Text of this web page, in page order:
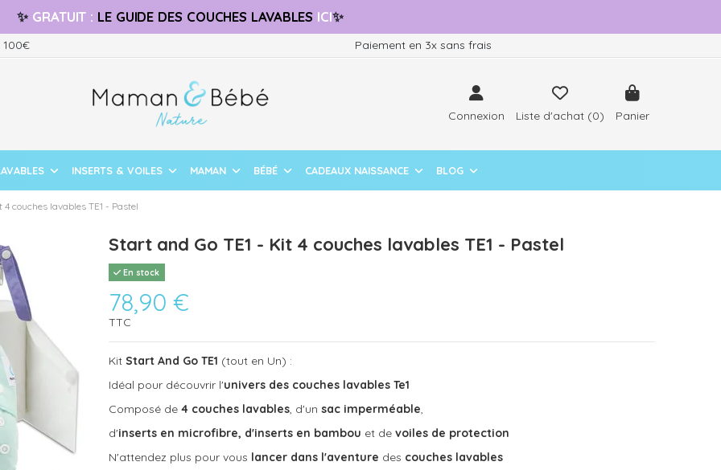
✨ GRATUIT : LE GUIDE DES COUCHES LAVABLES ICI✨
Paiement en 3x sans frais
Connexion Liste d'achat (0) Panier
INSERTS & VOILES MAMAN BÉBÉ CADEAUX NAISSANCE BLOG
4 couches lavables TE1 - Pastel
Start and Go TE1 - Kit 4 couches lavables TE1 - Pastel
En stock
78,90 €
TTC
Kit Start And Go TE1 (tout en Un) :
Idéal pour découvrir l'univers des couches lavables Te1
Composé de 4 couches lavables, d'un sac imperméable,
d'inserts en microfibre, d'inserts en bambou et de voiles de protection
N'attendez plus pour vous lancer dans l'aventure des couches lavables